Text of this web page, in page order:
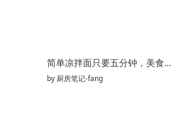
简单凉拌面只要五分钟，美食的快乐你值得～
by 厨房笔记-fang